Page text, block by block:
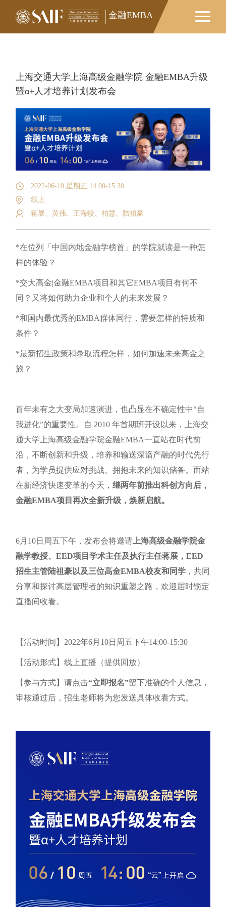
金融EMBA
金融EMBA
上海交通大学上海高级金融学院 金融EMBA升级
暨α+人才培养计划发布会
2022-06-10 星期五 14:00-15:30
线上
蒋展、黄伟、王海蛟、柏慧、陆祖豪
*在位列「中国内地金融学榜首」的学院就读是一种怎
样的体验？
*交大高金|金融EMBA项目和其它EMBA项目有何不
同？又将如何助力企业和个人的未来发展？
*和国内最优秀的EMBA群体同行，需要怎样的特质和
条件？
*最新招生政策和录取流程怎样，如何加速未来高金之
旅？
百年未有之大变局加速演进，也凸显在不确定性中“自
我进化”的重要性。自 2010 年首期班开设以来，上海交
通大学上海高级金融学院金融EMBA一直站在时代前
沿，不断创新和升级，培养和输送深谙产融的时代先行
者，为学员提供应对挑战、拥抱未来的知识储备。而站
在新经济快速变革的今天， 继两年前推出科创方向后，
金融EMBA项目再次全新升级，焕新启航。
6月10日周五下午，发布会将邀请上海高级金融学院金
融学教授、EED项目学术主任及执行主任蒋展，EED
招生主管陆祖豪以及三位高金EMBA校友和同学，共同
分享和探讨高层管理者的知识重塑之路，欢迎届时锁定
直播间收看。
【活动时间】2022年6月10日周五下午14:00-15:30
【活动形式】线上直播（提供回放）
【参与方式】请点击“立即报名”留下准确的个人信息，
审核通过后，招生老师将为您发送具体收看方式。